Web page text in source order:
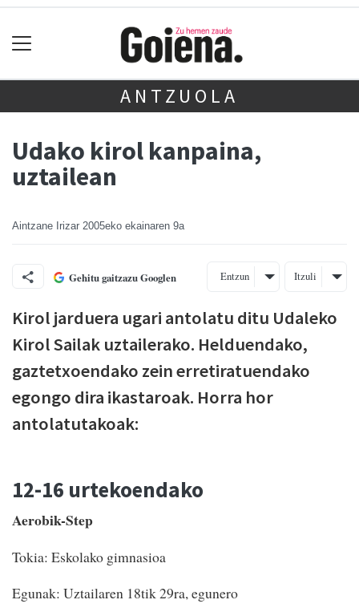
ANTZUOLA
Udako kirol kanpaina,
uztailean
Aintzane Irizar 2005eko ekainaren 9a
Gehitu gaitzazu Googlen Entzun Itzuli
Kirol jarduera ugari antolatu ditu Udaleko
Kirol Sailak uztailerako. Helduendako,
gaztetxoendako zein erretiratuendako
egongo dira ikastaroak. Horra hor
antolatutakoak:
12-16 urtekoendako
Aerobik-Step
Tokia: Eskolako gimnasioa
Egunak: Uztailaren 18tik 29ra, egunero